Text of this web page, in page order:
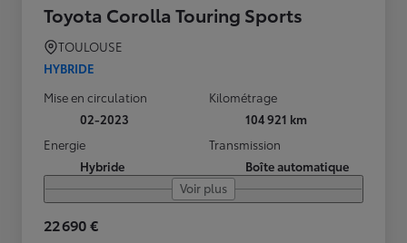
Toyota Corolla Touring Sports
TOULOUSE
HYBRIDE
Mise en circulation
02-2023
Kilométrage
104 921 km
Energie
Hybride
Transmission
Boîte automatique
Voir plus
22 690 €